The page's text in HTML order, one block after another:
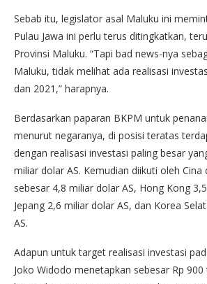
Sebab itu, legislator asal Maluku ini
Pulau Jawa ini perlu terus ditingkatkan,
Provinsi Maluku. “Tapi bad news-nya
Maluku, tidak melihat ada realisasi
dan 2021,” harapnya.
Berdasarkan paparan BKPM untuk
menurut negaranya, di posisi teratas
dengan realisasi investasi paling besar
miliar dolar AS. Kemudian diikuti oleh Cina
sebesar 4,8 miliar dolar AS, Hong Kong
Jepang 2,6 miliar dolar AS, dan Korea
AS.
Adapun untuk target realisasi investasi
Joko Widodo menetapkan sebesar Rp